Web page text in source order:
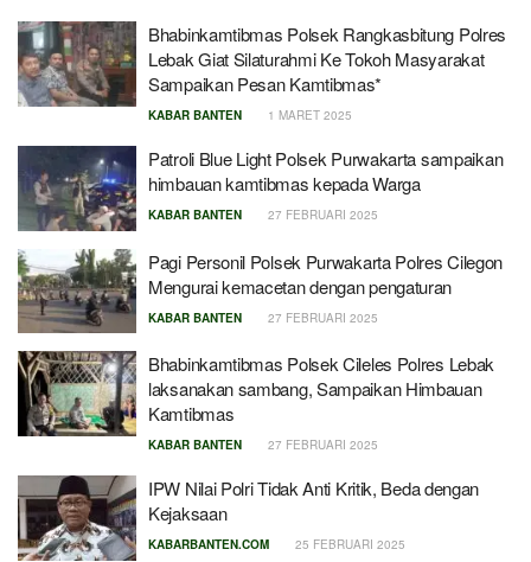
Bhabinkamtibmas Polsek Rangkasbitung Polres
Lebak Giat Silaturahmi Ke Tokoh Masyarakat
Sampaikan Pesan Kamtibmas*
KABAR BANTEN 1 MARET 2025
Patroli Blue Light Polsek Purwakarta sampaikan
himbauan kamtibmas kepada Warga
KABAR BANTEN 27 FEBRUARI 2025
Pagi Personil Polsek Purwakarta Polres Cilegon
Mengurai kemacetan dengan pengaturan
KABAR BANTEN 27 FEBRUARI 2025
Bhabinkamtibmas Polsek Cileles Polres Lebak
laksanakan sambang, Sampaikan Himbauan
Kamtibmas
KABAR BANTEN 27 FEBRUARI 2025
IPW Nilai Polri Tidak Anti Kritik, Beda dengan
Kejaksaan
KABARBANTEN.COM 25 FEBRUARI 2025